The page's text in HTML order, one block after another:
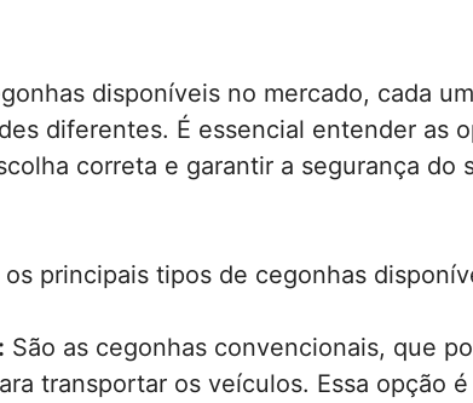
disponíveis no mercado, cada
diferentes. É essencial entender as
correta e garantir a segurança do
principais tipos de cegonhas
São as cegonhas convencionais, que
transportar os veículos. Essa opção